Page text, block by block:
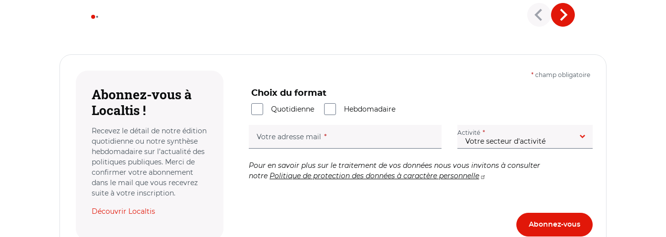
Abonnez-vous à
Localtis !
Recevez le détail de notre édition
quotidienne ou notre synthèse
hebdomadaire sur l’actualité des
politiques publiques. Merci de
confirmer votre abonnement
dans le mail que vous recevrez
suite à votre inscription.
Découvrir Localtis
* champ obligatoire
Choix du format
Quotidienne
Hebdomadaire
Votre adresse mail (champ obligatoire) Activité (champ obligatoire)
Pour en savoir plus sur le traitement de vos données nous vous invitons à consulter
notre Politique de protection des données à caractère personnelle